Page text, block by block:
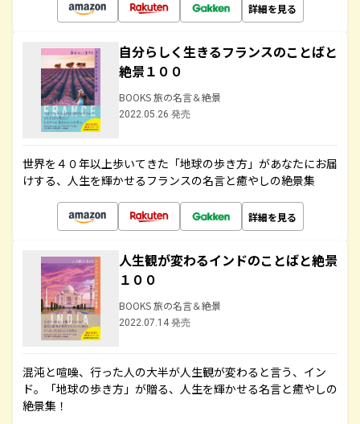
詳細を見る
自分らしく生きるフランスのことばと
絶景１００
BOOKS 旅の名言＆絶景
2022.05.26 発売
世界を４０年以上歩いてきた「地球の歩き方」があなたにお届
けする、人生を輝かせるフランスの名言と癒やしの絶景集
詳細を見る
人生観が変わるインドのことばと絶景
１００
BOOKS 旅の名言＆絶景
2022.07.14 発売
混沌と喧噪、行った人の大半が人生観が変わると言う、イン
ド。「地球の歩き方」が贈る、人生を輝かせる名言と癒やしの
絶景集！